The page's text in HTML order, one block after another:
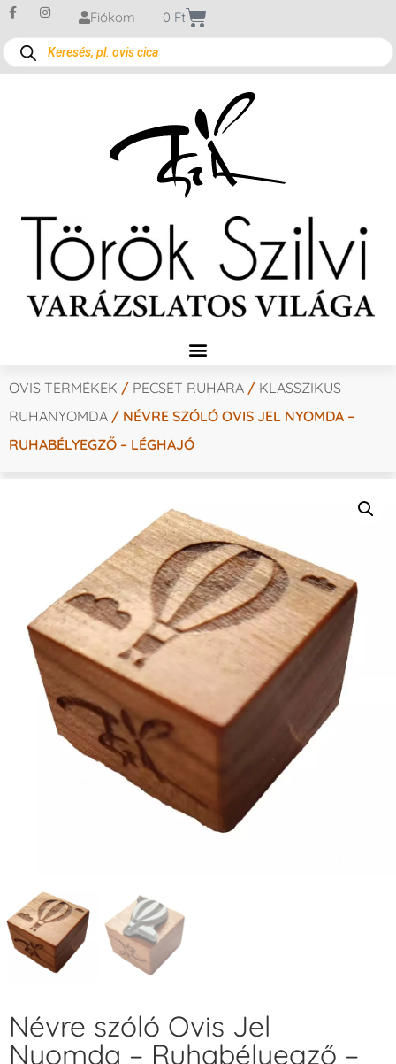
Fiókom 0 Ft
OVIS TERMÉKEK / PECSÉT RUHÁRA / KLASSZIKUS
RUHANYOMDA / NÉVRE SZÓLÓ OVIS JEL NYOMDA –
RUHABÉLYEGZŐ – LÉGHAJÓ
Névre szóló Ovis Jel
Nyomda – Ruhabélyegző –